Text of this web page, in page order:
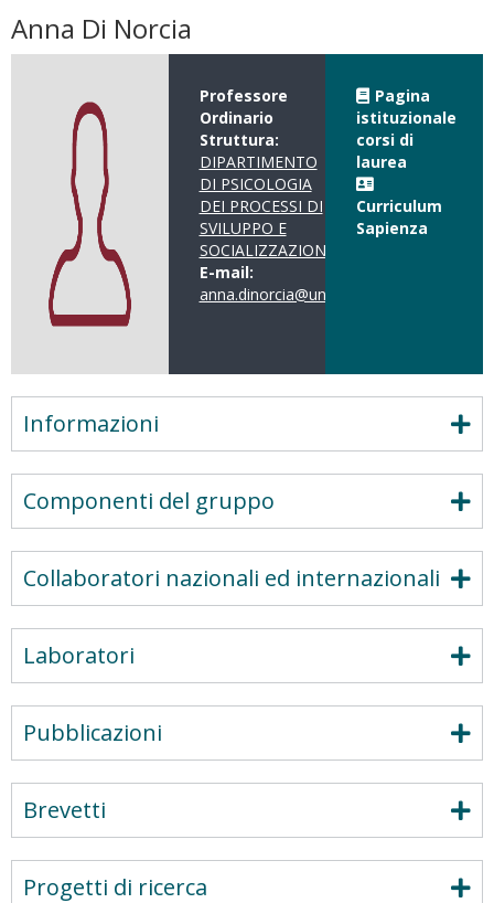
Anna Di Norcia
Professore
Ordinario
Struttura:
DIPARTIMENTO
DI PSICOLOGIA
DEI PROCESSI DI
SVILUPPO E
SOCIALIZZAZIONE
E-mail:
anna.dinorcia@uniroma1.it
Pagina
istituzionale
corsi di
laurea
Curriculum
Sapienza
Informazioni
Componenti del gruppo
Collaboratori nazionali ed internazionali
Laboratori
Pubblicazioni
Brevetti
Progetti di ricerca